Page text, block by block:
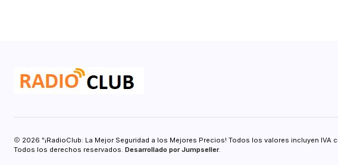
2026 "¡RadioClub: La Mejor Seguridad a los Mejores Precios! Todos los valores incluyen IVA
Todos los derechos reservados. Desarrollado por Jumpseller.